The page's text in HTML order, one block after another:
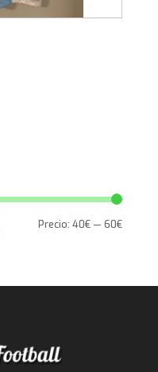
Precio
Precio
Precio:40€ —60€